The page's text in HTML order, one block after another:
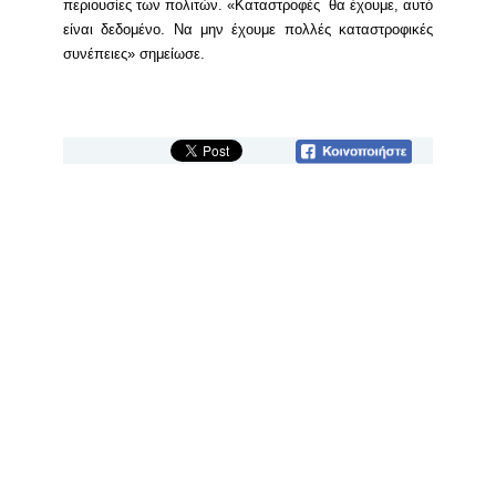
περιουσίες των πολιτών. «Καταστροφές θα έχουμε, αυτό
είναι δεδομένο. Να μην έχουμε πολλές καταστροφικές
συνέπειες» σημείωσε.